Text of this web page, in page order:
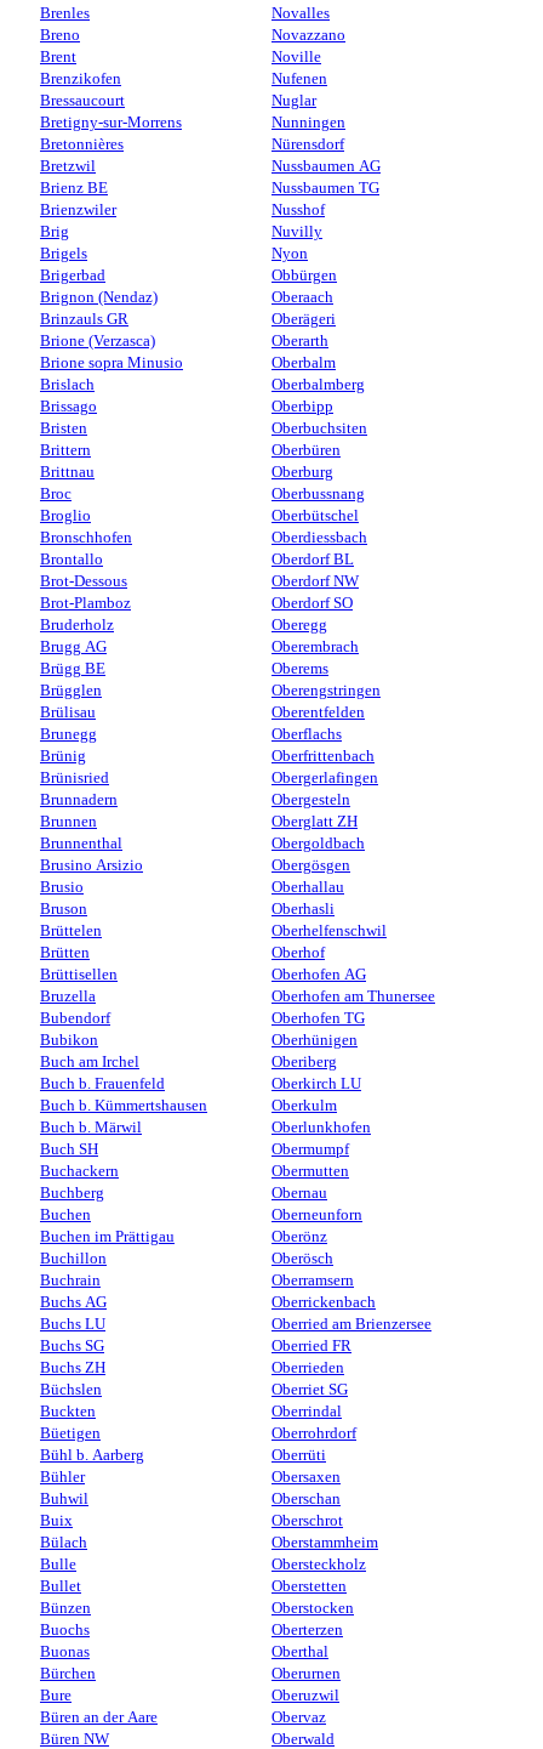
Brenles
Breno
Brent
Brenzikofen
Bressaucourt
Bretigny-sur-Morrens
Bretonnières
Bretzwil
Brienz BE
Brienzwiler
Brig
Brigels
Brigerbad
Brignon (Nendaz)
Brinzauls GR
Brione (Verzasca)
Brione sopra Minusio
Brislach
Brissago
Bristen
Brittern
Brittnau
Broc
Broglio
Bronschhofen
Brontallo
Brot-Dessous
Brot-Plamboz
Bruderholz
Brugg AG
Brügg BE
Brügglen
Brülisau
Brunegg
Brünig
Brünisried
Brunnadern
Brunnen
Brunnenthal
Brusino Arsizio
Brusio
Bruson
Brüttelen
Brütten
Brüttisellen
Bruzella
Bubendorf
Bubikon
Buch am Irchel
Buch b. Frauenfeld
Buch b. Kümmertshausen
Buch b. Märwil
Buch SH
Buchackern
Buchberg
Buchen
Buchen im Prättigau
Buchillon
Buchrain
Buchs AG
Buchs LU
Buchs SG
Buchs ZH
Büchslen
Buckten
Büetigen
Bühl b. Aarberg
Bühler
Buhwil
Buix
Bülach
Bulle
Bullet
Bünzen
Buochs
Buonas
Bürchen
Bure
Büren an der Aare
Büren NW
Novalles
Novazzano
Noville
Nufenen
Nuglar
Nunningen
Nürensdorf
Nussbaumen AG
Nussbaumen TG
Nusshof
Nuvilly
Nyon
Obbürgen
Oberaach
Oberägeri
Oberarth
Oberbalm
Oberbalmberg
Oberbipp
Oberbuchsiten
Oberbüren
Oberburg
Oberbussnang
Oberbütschel
Oberdiessbach
Oberdorf BL
Oberdorf NW
Oberdorf SO
Oberegg
Oberembrach
Oberems
Oberengstringen
Oberentfelden
Oberflachs
Oberfrittenbach
Obergerlafingen
Obergesteln
Oberglatt ZH
Obergoldbach
Obergösgen
Oberhallau
Oberhasli
Oberhelfenschwil
Oberhof
Oberhofen AG
Oberhofen am Thunersee
Oberhofen TG
Oberhünigen
Oberiberg
Oberkirch LU
Oberkulm
Oberlunkhofen
Obermumpf
Obermutten
Obernau
Oberneunforn
Oberönz
Oberösch
Oberramsern
Oberrickenbach
Oberried am Brienzersee
Oberried FR
Oberrieden
Oberriet SG
Oberrindal
Oberrohrdorf
Oberrüti
Obersaxen
Oberschan
Oberschrot
Oberstammheim
Obersteckholz
Oberstetten
Oberstocken
Oberterzen
Oberthal
Oberurnen
Oberuzwil
Obervaz
Oberwald